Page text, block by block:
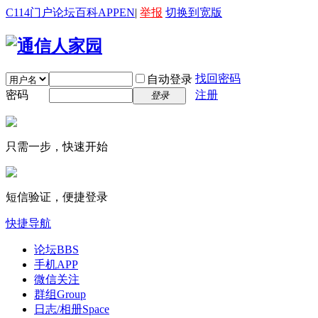
C114门户论坛百科APPEN| 举报 切换到宽版
自动登录 找回密码
密码
登录 注册
只需一步，快速开始
短信验证，便捷登录
快捷导航
论坛BBS
手机APP
微信关注
群组Group
日志/相册Space